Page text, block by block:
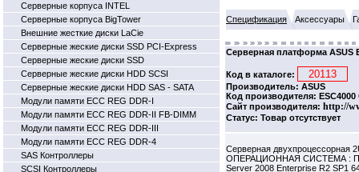
Серверные корпуса INTEL
Серверные корпуса BigTower
Внешние жесткие диски LaCie
Серверные жеские диски SSD PCI-Express
Серверные жеские диски SSD
Серверные жеские диски HDD SCSI
Серверные жеские диски HDD SAS - SATA
Модули памяти ECC REG DDR-I
Модули памяти ECC REG DDR-II FB-DIMM
Модули памяти ECC REG DDR-III
Модули памяти ECC REG DDR-4
SAS Контроллеры
SCSI Контроллеры
Спецификация Аксессуары
Серверная платформа ASUS
Код в каталоге:
Производитель: ASUS
Код производителя: ESC4000
Сайт производителя: http://
Статус: Товар отсутствует
Серверная двухпроцессорная
ОПЕРАЦИОННАЯ СИСТЕМА :
Server 2008 Enterprise R2 SP1